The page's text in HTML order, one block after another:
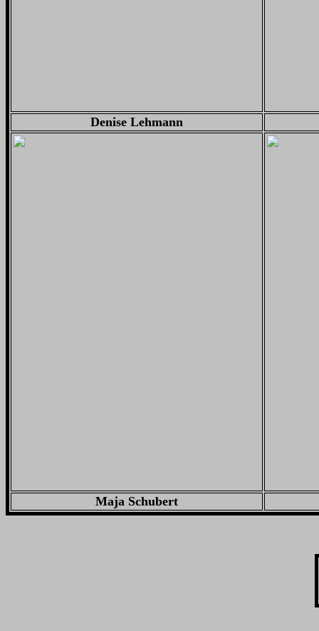
Denise Lehmann
Maja Schubert